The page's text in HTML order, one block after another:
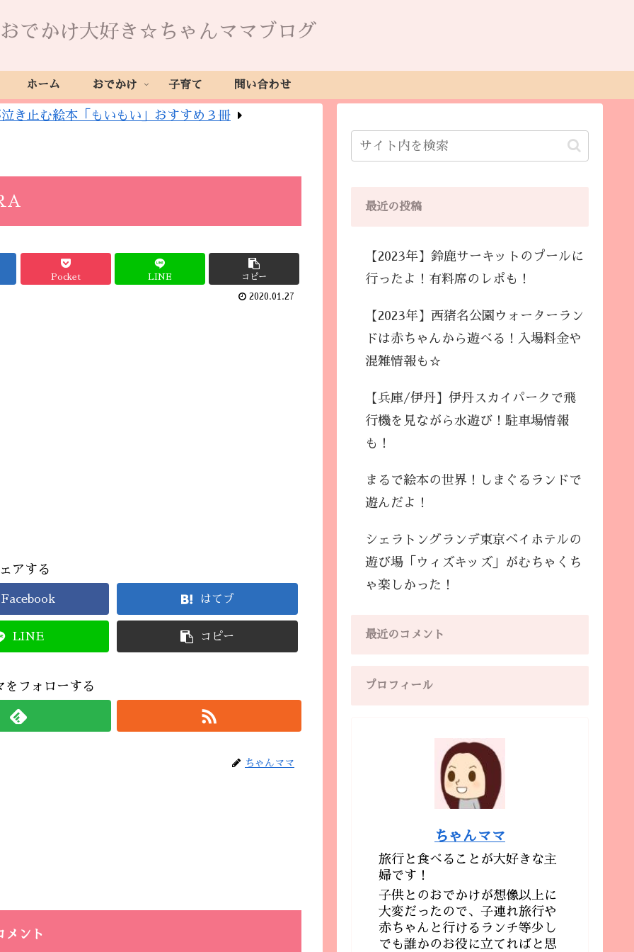
おでかけ大好き☆ちゃんママブログ
ホーム おでかけ 子育て 問い合わせ
き止む絵本「もいもい」おすすめ３冊
Pocket LINE コピー
2020.01.27
アする
Facebook はてブ
LINE コピー
をフォローする
ちゃんママ
メント
最近の投稿
【2023年】鈴鹿サーキットのプールに
行ったよ！有料席のレポも！
【2023年】西猪名公園ウォーターラン
ドは赤ちゃんから遊べる！入場料金や
混雑情報も☆
【兵庫/伊丹】伊丹スカイパークで飛
行機を見ながら水遊び！駐車場情報
も！
まるで絵本の世界！しまぐるランドで
遊んだよ！
シェラトングランデ東京ベイホテルの
遊び場「ウィズキッズ」がむちゃくち
ゃ楽しかった！
最近のコメント
プロフィール
ちゃんママ
旅行と食べることが大好きな主
婦です！
子供とのおでかけが想像以上に
大変だったので、子連れ旅行や
赤ちゃんと行けるランチ等少し
でも誰かのお役に立てればと思